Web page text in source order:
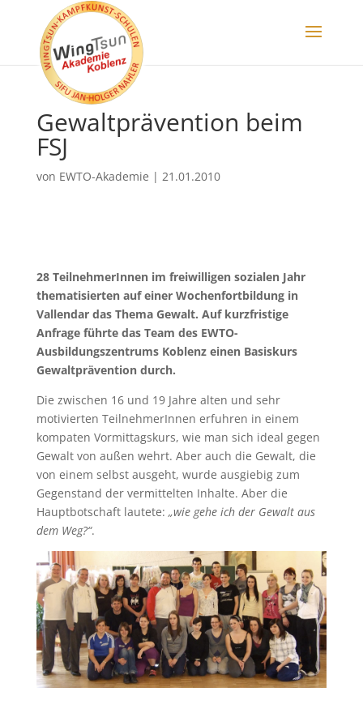
Gewaltprävention beim
FSJ
von EWTO-Akademie | 21.01.2010
28 TeilnehmerInnen im freiwilligen sozialen Jahr
thematisierten auf einer Wochenfortbildung in
Vallendar das Thema Gewalt. Auf kurzfristige
Anfrage führte das Team des EWTO-
Ausbildungszentrums Koblenz einen Basiskurs
Gewaltprävention durch.
Die zwischen 16 und 19 Jahre alten und sehr
motivierten TeilnehmerInnen erfuhren in einem
kompaten Vormittagskurs, wie man sich ideal gegen
Gewalt von außen wehrt. Aber auch die Gewalt, die
von einem selbst ausgeht, wurde ausgiebig zum
Gegenstand der vermittelten Inhalte. Aber die
Hauptbotschaft lautete: „wie gehe ich der Gewalt aus
dem Weg?“.